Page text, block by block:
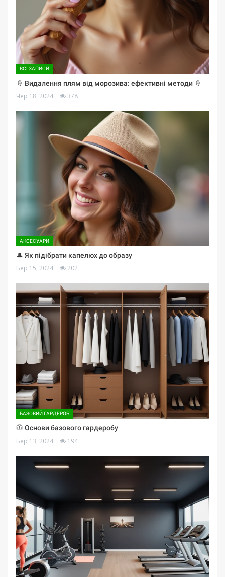
ВСІ ЗАПИСИ
🍦 Видалення плям від морозива: ефективні методи 🍦
Чер 18, 2024 378
АКСЕСУАРИ
🎩 Як підібрати капелюх до образу
Бер 15, 2024 202
БАЗОВИЙ ГАРДЕРОБ
🧥 Основи базового гардеробу
Бер 13, 2024 194